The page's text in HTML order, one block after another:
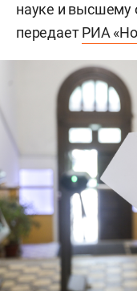
науке и
передаетРИА